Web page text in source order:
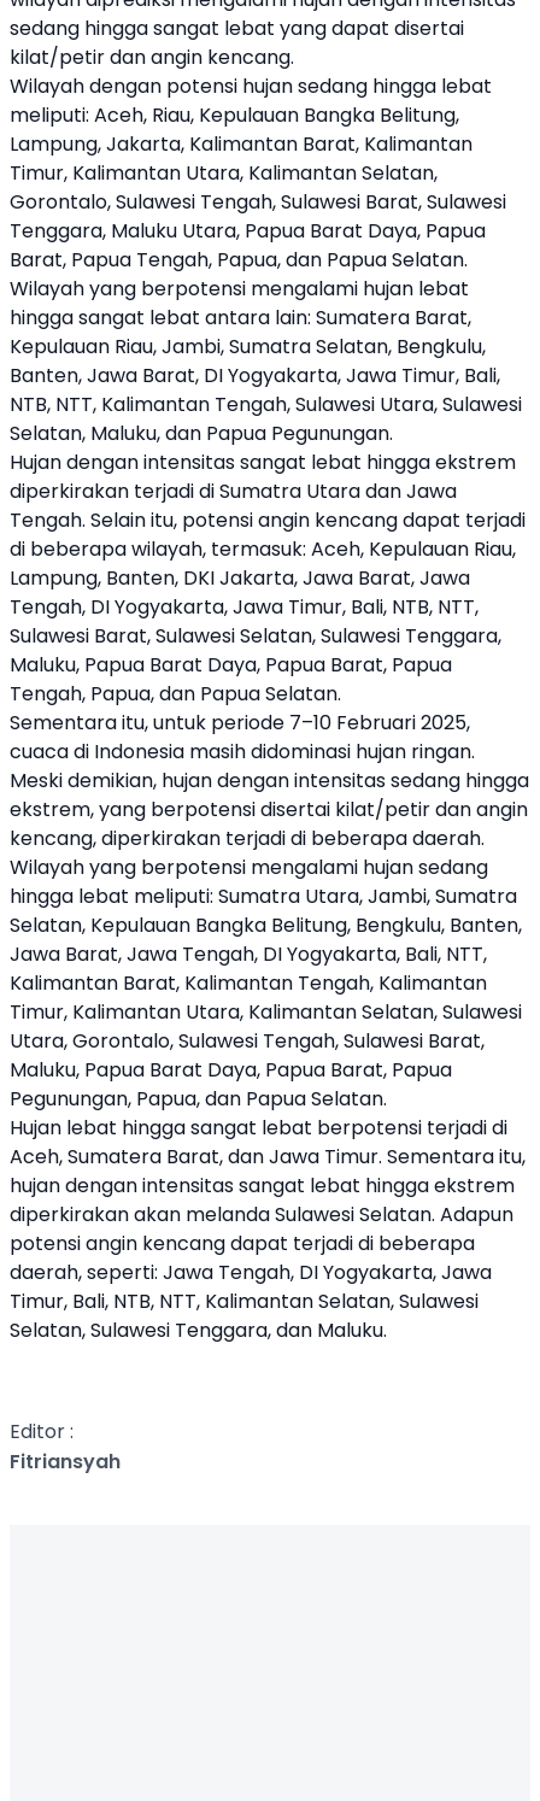
sedang hingga sangat lebat yang dapat disertai
kilat/petir dan angin kencang.
Wilayah dengan potensi hujan sedang hingga lebat
meliputi: Aceh, Riau, Kepulauan Bangka Belitung,
Lampung, Jakarta, Kalimantan Barat, Kalimantan
Timur, Kalimantan Utara, Kalimantan Selatan,
Gorontalo, Sulawesi Tengah, Sulawesi Barat, Sulawesi
Tenggara, Maluku Utara, Papua Barat Daya, Papua
Barat, Papua Tengah, Papua, dan Papua Selatan.
Wilayah yang berpotensi mengalami hujan lebat
hingga sangat lebat antara lain: Sumatera Barat,
Kepulauan Riau, Jambi, Sumatra Selatan, Bengkulu,
Banten, Jawa Barat, DI Yogyakarta, Jawa Timur, Bali,
NTB, NTT, Kalimantan Tengah, Sulawesi Utara, Sulawesi
Selatan, Maluku, dan Papua Pegunungan.
Hujan dengan intensitas sangat lebat hingga ekstrem
diperkirakan terjadi di Sumatra Utara dan Jawa
Tengah. Selain itu, potensi angin kencang dapat terjadi
di beberapa wilayah, termasuk: Aceh, Kepulauan Riau,
Lampung, Banten, DKI Jakarta, Jawa Barat, Jawa
Tengah, DI Yogyakarta, Jawa Timur, Bali, NTB, NTT,
Sulawesi Barat, Sulawesi Selatan, Sulawesi Tenggara,
Maluku, Papua Barat Daya, Papua Barat, Papua
Tengah, Papua, dan Papua Selatan.
Sementara itu, untuk periode 7–10 Februari 2025,
cuaca di Indonesia masih didominasi hujan ringan.
Meski demikian, hujan dengan intensitas sedang hingga
ekstrem, yang berpotensi disertai kilat/petir dan angin
kencang, diperkirakan terjadi di beberapa daerah.
Wilayah yang berpotensi mengalami hujan sedang
hingga lebat meliputi: Sumatra Utara, Jambi, Sumatra
Selatan, Kepulauan Bangka Belitung, Bengkulu, Banten,
Jawa Barat, Jawa Tengah, DI Yogyakarta, Bali, NTT,
Kalimantan Barat, Kalimantan Tengah, Kalimantan
Timur, Kalimantan Utara, Kalimantan Selatan, Sulawesi
Utara, Gorontalo, Sulawesi Tengah, Sulawesi Barat,
Maluku, Papua Barat Daya, Papua Barat, Papua
Pegunungan, Papua, dan Papua Selatan.
Hujan lebat hingga sangat lebat berpotensi terjadi di
Aceh, Sumatera Barat, dan Jawa Timur. Sementara itu,
hujan dengan intensitas sangat lebat hingga ekstrem
diperkirakan akan melanda Sulawesi Selatan. Adapun
potensi angin kencang dapat terjadi di beberapa
daerah, seperti: Jawa Tengah, DI Yogyakarta, Jawa
Timur, Bali, NTB, NTT, Kalimantan Selatan, Sulawesi
Selatan, Sulawesi Tenggara, dan Maluku.
Editor :
Fitriansyah